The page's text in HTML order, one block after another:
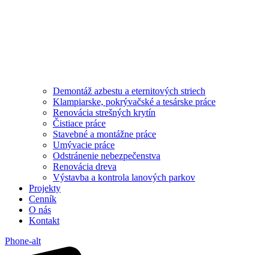
Demontáž azbestu a eternitových striech
Klampiarske, pokrývačské a tesárske práce
Renovácia strešných krytín
Čistiace práce
Stavebné a montážne práce
Umývacie práce
Odstránenie nebezpečenstva
Renovácia dreva
Výstavba a kontrola lanových parkov
Projekty
Cenník
O nás
Kontakt
Phone-alt